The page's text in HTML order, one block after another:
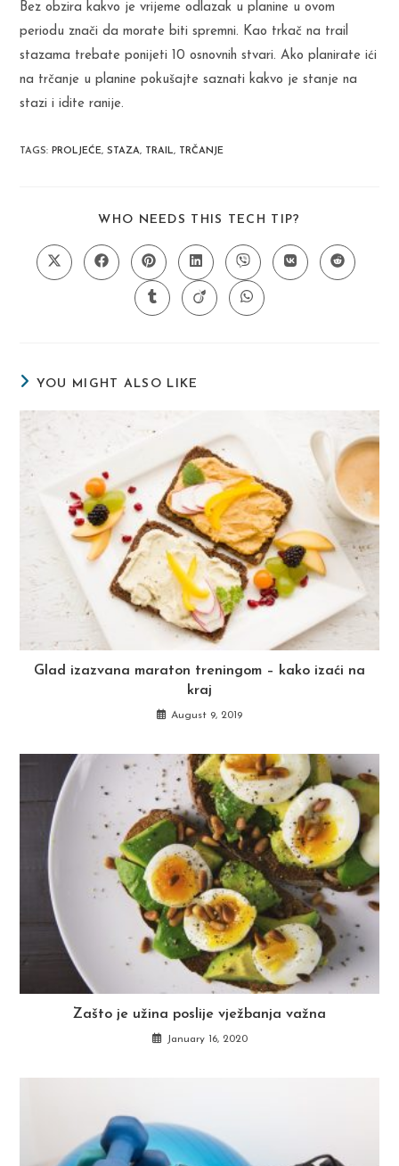
Bez obzira kakvo je vrijeme odlazak u planine u ovom
periodu znači da morate biti spremni. Kao trkač na trail
stazama trebate ponijeti 10 osnovnih stvari. Ako planirate ići
na trčanje u planine pokušajte saznati kakvo je stanje na
stazi i idite ranije.
TAGS:PROLJEĆE, STAZA, TRAIL, TRČANJE
WHO NEEDS THIS TECH TIP?
CONTENT
Opens
in
Opens
in
Opens
in
a
new
window
Opens
in
a
new
window
Opens
in
a
new
window
Opens
in
Opens
in
Opens
in
Opens
in
Opens
in
YOU MIGHT ALSO LIKE
Glad izazvana maraton treningom – kako izaći na
kraj
August 9, 2019
Zašto je užina poslije vježbanja važna
January 16, 2020